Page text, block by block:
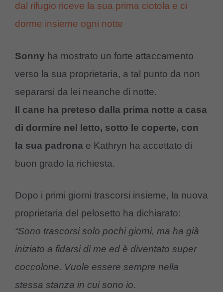
dal rifugio riceve la sua prima ciotola e ci
dorme insieme ogni notte
Sonny ha mostrato un forte attaccamento
verso la sua proprietaria, a tal punto da non
separarsi da lei neanche di notte.
Il cane ha preteso dalla prima notte a casa
di dormire nel letto, sotto le coperte, con
la sua padrona e Kathryn ha accettato di
buon grado la richiesta.
Dopo i primi giorni trascorsi insieme, la nuova
proprietaria del pelosetto ha dichiarato:
“Sono trascorsi solo pochi giorni, ma ha già
iniziato a fidarsi di me ed è diventato super
coccolone. Vuole essere sempre nella
stessa stanza in cui sono io.